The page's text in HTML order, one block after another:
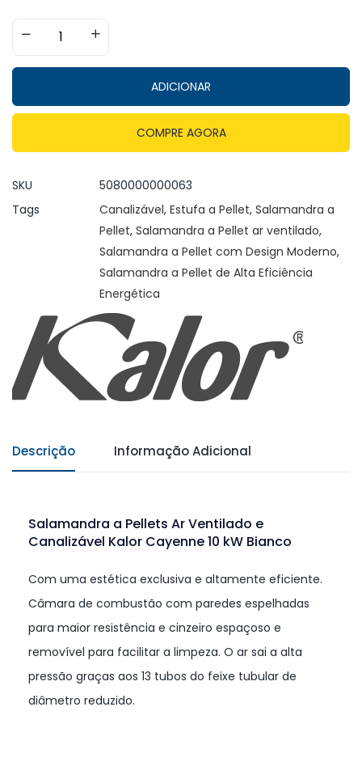
ADICIONAR
COMPRE AGORA
SKU
5080000000063
Tags
Canalizável, Estufa a Pellet, Salamandra a
Pellet, Salamandra a Pellet ar ventilado,
Salamandra a Pellet com Design Moderno,
Salamandra a Pellet de Alta Eficiência
Energética
Descrição Informação Adicional
Salamandra a Pellets Ar Ventilado e
Canalizável Kalor Cayenne 10 kW Bianco
Com uma estética exclusiva e altamente eficiente.
Câmara de combustão com paredes espelhadas
para maior resistência e cinzeiro espaçoso e
removível para facilitar a limpeza. O ar sai a alta
pressão graças aos 13 tubos do feixe tubular de
diâmetro reduzido.